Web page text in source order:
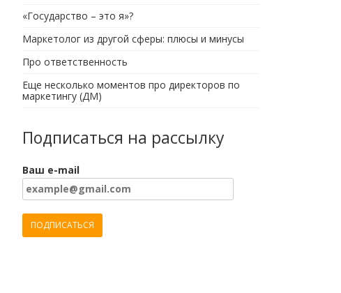
«Государство – это я»?
Маркетолог из другой сферы: плюсы и минусы
Про ответственность
Еще несколько моментов про директоров по
маркетингу (ДМ)
Подписаться на рассылку
Ваш e-mail